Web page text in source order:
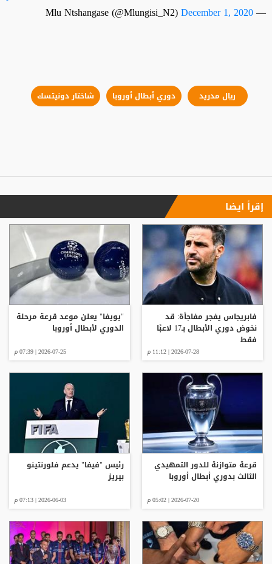
— Mlu Ntshangase (@Mlungisi_N2)
December 1, 2020
ريال مدريد دوري أبطال أوروبا شاختار دونيتسك
إقرأ ايضا
فابريجاس يفجر مفاجأة: قد
نخوض دوري الأبطال بـ17 لاعبًا
فقط
2026-07-28 | 11:12 م
"يويفا" يعلن موعد قرعة مرحلة
الدوري لأبطال أوروبا
2026-07-25 | 07:39 م
قرعة متوازنة للدور التمهيدي
الثالث بدوري أبطال أوروبا
2026-07-20 | 05:02 م
رئيس "فيفا" يدعم فلورنتينو
بيريز
2026-06-03 | 07:13 م